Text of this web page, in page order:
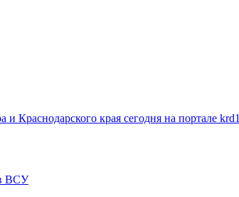
Краснодарского края сегодня на портале krd1
ВСУ